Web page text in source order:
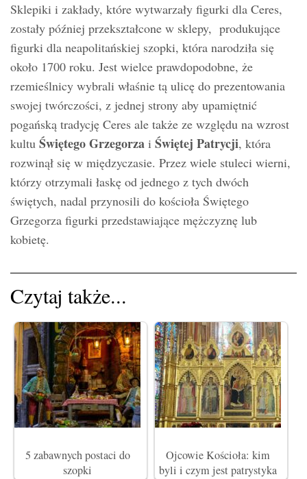
Sklepiki i zakłady, które wytwarzały figurki dla Ceres,
zostały później przekształcone w sklepy, produkujące
figurki dla neapolitańskiej szopki, która narodziła się
około 1700 roku. Jest wielce prawdopodobne, że
rzemieślnicy wybrali właśnie tą ulicę do prezentowania
swojej twórczości, z jednej strony aby upamiętnić
pogańską tradycję Ceres ale także ze względu na wzrost
kultu Świętego Grzegorza i Świętej Patrycji, która
rozwinął się w międzyczasie. Przez wiele stuleci wierni,
którzy otrzymali łaskę od jednego z tych dwóch
świętych, nadal przynosili do kościoła Świętego
Grzegorza figurki przedstawiające mężczyznę lub
kobietę.
Czytaj także...
5 zabawnych postaci do
szopki
Ojcowie Kościoła: kim
byli i czym jest patrystyka